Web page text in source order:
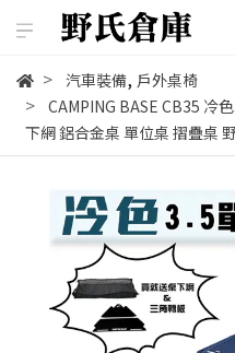
汽車裝備, 戶外桌椅
CAMPING BASE CB35 冷
下網 鋁合金桌 單位桌 摺疊桌